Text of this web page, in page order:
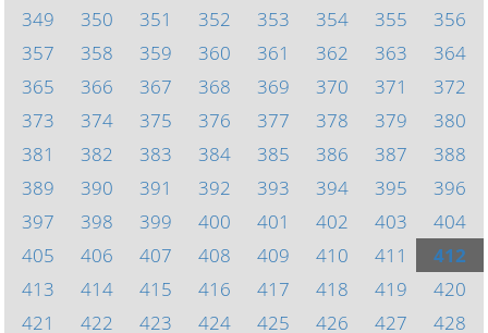
349
350 351 352 353 354 355
356
357
358 359 360 361 362 363
364
365
366 367 368 369 370 371
372
373
374 375 376 377 378 379
380
381
382 383 384 385 386 387
388
389
390 391 392 393 394 395
396
397
398 399 400 401 402 403
404
405
406 407 408 409 410 411
412
413
414 415 416 417 418 419
420
421
422 423 424 425 426 427 428